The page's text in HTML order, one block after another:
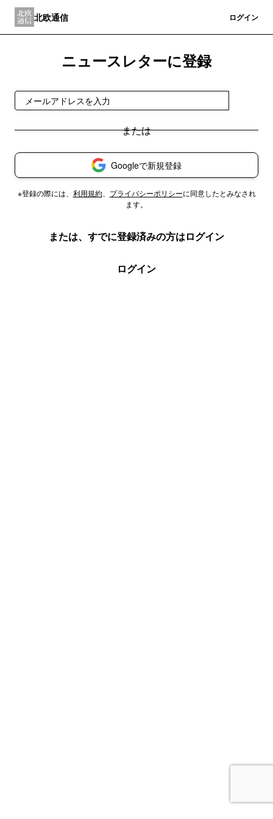
北欧通信 ログイン
ニュースレターに登録
Googleで新規登録
※登録の際には、 利用規約、 プライバシーポリシーに同意したとみなされ
ます。
または、すでに登録済みの方はログイン
ログイン